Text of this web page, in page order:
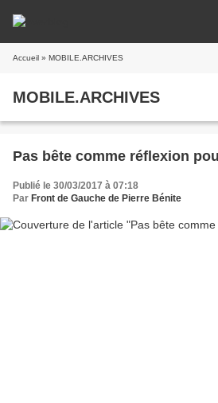
Accueil » MOBILE.ARCHIVES
MOBILE.ARCHIVES
Pas bête comme réflexion
Publié le 30/03/2017 à 07:18
Par Front de Gauche de Pierre Bénite